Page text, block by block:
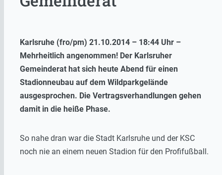
Karlsruhe (fro/pm) 21.10.2014 – 18:44 Uhr –
Mehrheitlich angenommen! Der Karlsruher
Gemeinderat hat sich heute Abend für einen
Stadionneubau auf dem Wildparkgelände
ausgesprochen. Die Vertragsverhandlungen gehen
damit in die heiße Phase.
So nahe dran war die Stadt Karlsruhe und der KSC
noch nie an einem neuen Stadion für den Profifußball.